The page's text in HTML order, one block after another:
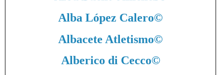
Alba López Calero©
Albacete Atletismo©
Alberico di Cecco©